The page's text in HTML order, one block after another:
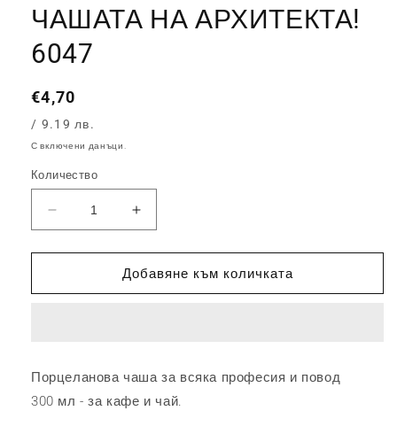
в
модален
ЧАШАТА НА АРХИТЕКТА!
6047
Обичайна
цена
€4,70
/ 9.19 лв.
С включени данъци.
Количество
Намаляване
на
количеството
ЧАШАТА
Увеличаване
на
количеството
за
ЧАШАТА
Добавяне към количката
Порцеланова чаша за всяка професия и повод
300 мл - за кафе и чай.